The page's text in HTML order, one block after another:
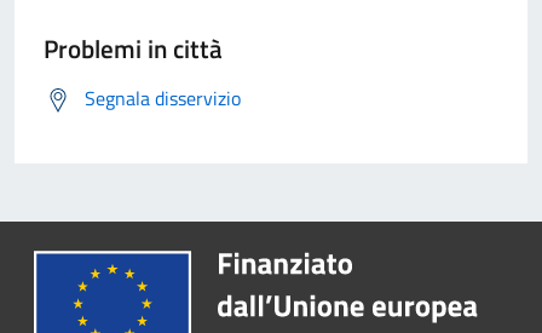
Problemi in città
Segnala disservizio